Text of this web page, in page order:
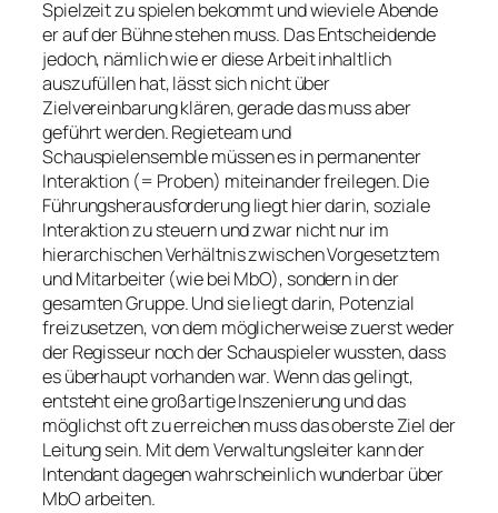
Spielzeit zu spielen bekommt und wieviele Abende
er auf der Bühne stehen muss. Das Entscheidende
jedoch, nämlich wie er diese Arbeit inhaltlich
auszufüllen hat, lässt sich nicht über
Zielvereinbarung klären, gerade das muss aber
geführt werden. Regieteam und
Schauspielensemble müssen es in permanenter
Interaktion (= Proben) miteinander freilegen. Die
Führungsherausforderung liegt hier darin, soziale
Interaktion zu steuern und zwar nicht nur im
hierarchischen Verhältnis zwischen Vorgesetztem
und Mitarbeiter (wie bei MbO), sondern in der
gesamten Gruppe. Und sie liegt darin, Potenzial
freizusetzen, von dem möglicherweise zuerst weder
der Regisseur noch der Schauspieler wussten, dass
es überhaupt vorhanden war. Wenn das gelingt,
entsteht eine großartige Inszenierung und das
möglichst oft zu erreichen muss das oberste Ziel der
Leitung sein. Mit dem Verwaltungsleiter kann der
Intendant dagegen wahrscheinlich wunderbar über
MbO arbeiten.